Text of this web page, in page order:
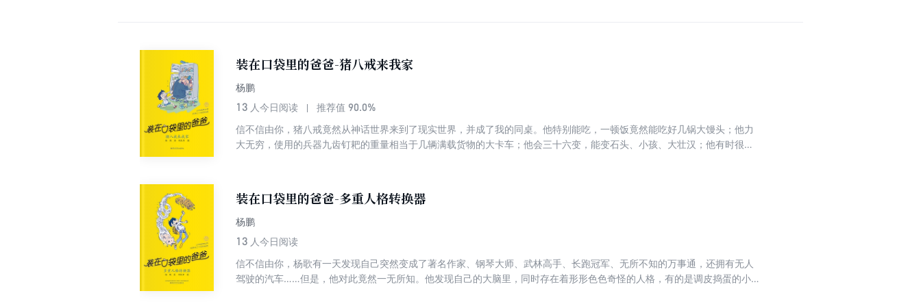
装在口袋里的爸爸-猪八戒来我家
杨鹏
13 人今日阅读 推荐值 90.0%
信不信由你，猪八戒竟然从神话世界来到了现实世界，并成了我的同桌。他特别能吃，一顿饭竟然能吃好几锅大馒头；他力
大无穷，使用的兵器九齿钉耙的重量相当于几辆满载货物的大卡车；他会三十六变，能变石头、小孩、大壮汉；他有时很
装在口袋里的爸爸-多重人格转换器
杨鹏
13 人今日阅读
信不信由你，杨歌有一天发现自己突然变成了著名作家、钢琴大师、武林高手、长跑冠军、无所不知的万事通，还拥有无人
驾驶的汽车……但是，他对此竟然一无所知。他发现自己的大脑里，同时存在着形形色色奇怪的人格，有的是调皮捣蛋的小